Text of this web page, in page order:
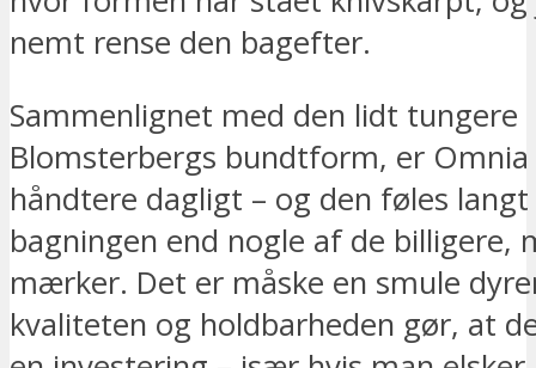
nemt rense den bagefter.
Sammenlignet med den lidt tungere
Blomsterbergs bundtform, er
håndtere dagligt – og den føles
bagningen end nogle af de billigere,
mærker. Det er måske en smule
kvaliteten og holdbarheden gør, at